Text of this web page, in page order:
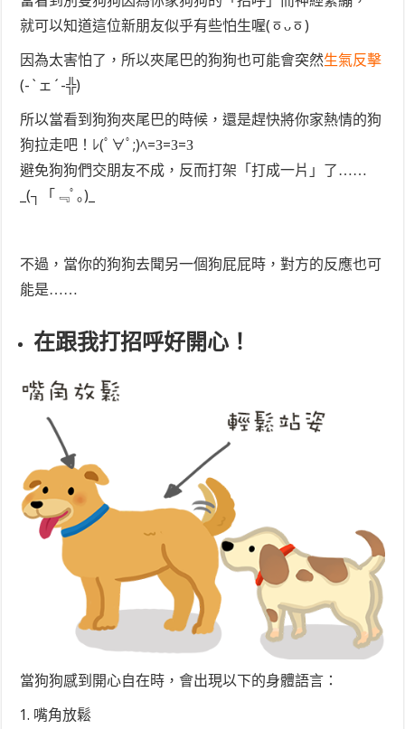
就可以知道這位新朋友似乎有些怕生喔(ㆆᴗㆆ)
因為太害怕了，所以夾尾巴的狗狗也可能會突然生氣反擊
(-`ェ´-╬)
所以當看到狗狗夾尾巴的時候，還是趕快將你家熱情的狗
狗拉走吧！ﾚ(ﾟ∀ﾟ;)ﾍ=З=З=З
避免狗狗們交朋友不成，反而打架「打成一片」了……
_(┐「﹃ﾟ｡)_
不過，當你的狗狗去聞另一個狗屁屁時，對方的反應也可
能是……
在跟我打招呼好開心！
當狗狗感到開心自在時，會出現以下的身體語言：
嘴角放鬆